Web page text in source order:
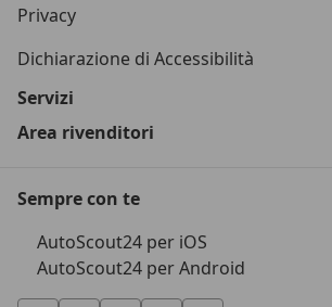
Privacy
Dichiarazione di Accessibilità
Servizi
Area rivenditori
Sempre con te
AutoScout24 per iOS
AutoScout24 per Android